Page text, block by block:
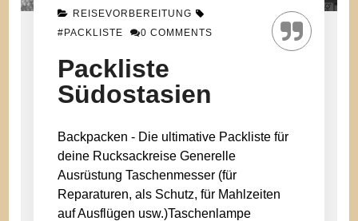
REISEVORBEREITUNG
#PACKLISTE
0 COMMENTS
Packliste
Südostasien
Backpacken - Die ultimative Packliste für
deine Rucksackreise Generelle
Ausrüstung Taschenmesser (für
Reparaturen, als Schutz, für Mahlzeiten
auf Ausflügen usw.)Taschenlampe